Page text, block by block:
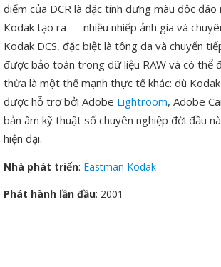
điểm của DCR là đặc tính dựng màu độc
Kodak tạo ra — nhiều nhiếp ảnh gia và
Kodak DCS, đặc biệt là tông da và chuyển
được bảo toàn trong dữ liệu RAW và có thể
thừa là một thế mạnh thực tế khác: dù
được hỗ trợ bởi Adobe Lightroom, Adobe
bản âm kỹ thuật số chuyên nghiệp đời đầu
hiện đại.
Nhà phát triển: Eastman Kodak
Phát hành lần đầu: 2001